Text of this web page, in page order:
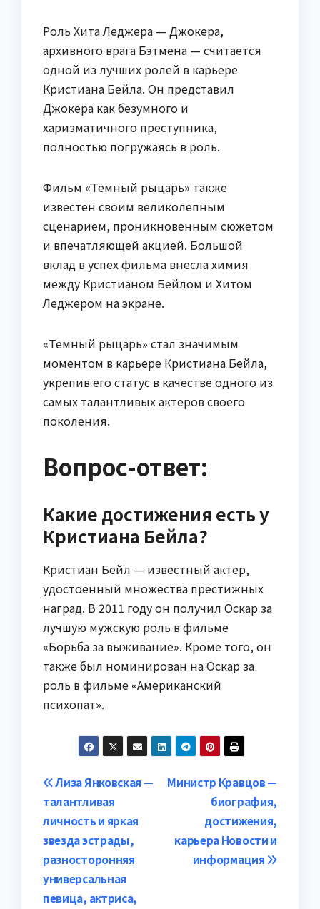
Роль Хита Леджера — Джокера,
архивного врага Бэтмена — считается
одной из лучших ролей в карьере
Кристиана Бейла. Он представил
Джокера как безумного и
харизматичного преступника,
полностью погружаясь в роль.
Фильм «Темный рыцарь» также
известен своим великолепным
сценарием, проникновенным сюжетом
и впечатляющей акцией. Большой
вклад в успех фильма внесла химия
между Кристианом Бейлом и Хитом
Леджером на экране.
«Темный рыцарь» стал значимым
моментом в карьере Кристиана Бейла,
укрепив его статус в качестве одного из
самых талантливых актеров своего
поколения.
Вопрос-ответ:
Какие достижения есть у
Кристиана Бейла?
Кристиан Бейл — известный актер,
удостоенный множества престижных
наград. В 2011 году он получил Оскар за
лучшую мужскую роль в фильме
«Борьба за выживание». Кроме того, он
также был номинирован на Оскар за
роль в фильме «Американский
психопат».
Навигация
по
записям
Министр Кравцов —
биография,
достижения,
карьера Новости и
информация
Лиза Янковская —
талантливая
личность и яркая
звезда эстрады,
разносторонняя
универсальная
певица, актриса,